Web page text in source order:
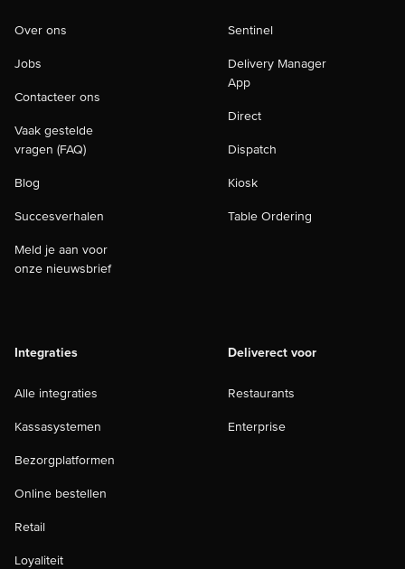
Over ons
Jobs
Contacteer ons
Vaak gestelde
vragen (FAQ)
Blog
Succesverhalen
Meld je aan voor
onze nieuwsbrief
Sentinel
Delivery Manager
App
Direct
Dispatch
Kiosk
Table Ordering
Integraties
Alle integraties
Kassasystemen
Bezorgplatformen
Online bestellen
Retail
Loyaliteit
Deliverect voor
Restaurants
Enterprise